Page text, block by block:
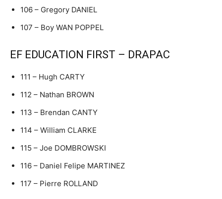
106 – Gregory DANIEL
107 – Boy WAN POPPEL
EF EDUCATION FIRST – DRAPAC
111 – Hugh CARTY
112 – Nathan BROWN
113 – Brendan CANTY
114 – William CLARKE
115 – Joe DOMBROWSKI
116 – Daniel Felipe MARTINEZ
117 – Pierre ROLLAND